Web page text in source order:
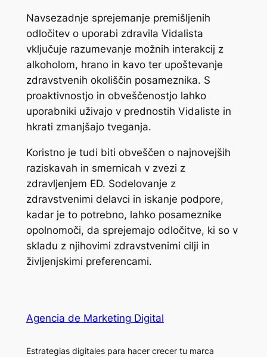
Navsezadnje sprejemanje premišljenih
odločitev o uporabi zdravila Vidalista
vključuje razumevanje možnih interakcij z
alkoholom, hrano in kavo ter upoštevanje
zdravstvenih okoliščin posameznika. S
proaktivnostjo in obveščenostjo lahko
uporabniki uživajo v prednostih Vidaliste in
hkrati zmanjšajo tveganja.
Koristno je tudi biti obveščen o najnovejših
raziskavah in smernicah v zvezi z
zdravljenjem ED. Sodelovanje z
zdravstvenimi delavci in iskanje podpore,
kadar je to potrebno, lahko posameznike
opolnomoči, da sprejemajo odločitve, ki so v
skladu z njihovimi zdravstvenimi cilji in
življenjskimi preferencami.
Agencia de Marketing Digital
Estrategias digitales para hacer crecer tu marca